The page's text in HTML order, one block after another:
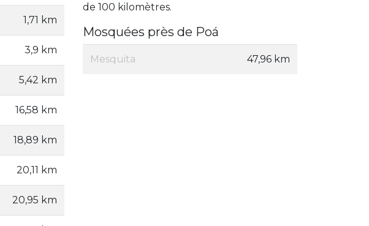
1,71 km
3,9 km
5,42 km
16,58 km
18,89 km
20,11 km
20,95 km
de 100 kilomètres.
Mosquées près de Poá
Mesquita 47,96 km